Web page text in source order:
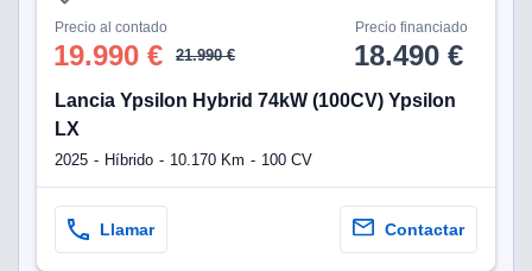
Precio al contado
19.990 € 21.990 €
Precio financiado
18.490 €
Lancia Ypsilon Hybrid 74kW (100CV) Ypsilon
LX
2025 Híbrido 10.170 Km 100 CV
Llamar Contactar